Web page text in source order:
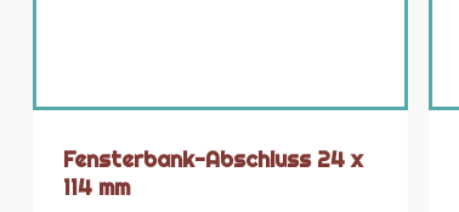
Fensterbank-Abschluss 24 x
114 mm